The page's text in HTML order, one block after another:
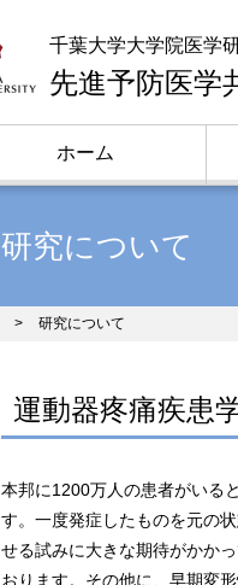
千葉大学大学院医学
先進予防医学
ホーム
研究について
> 研究について
運動器疼痛疾患
本邦に1200万人の患者がいる
す。一度発症したものを元の
せる試みに大きな期待がかか
おります。その他に、早期変